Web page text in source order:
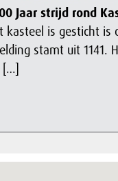
Jaar strijd rond
kasteel is gesticht is
stamt uit 1141.
[…]